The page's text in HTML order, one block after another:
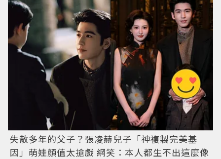
失散多年的父子？張凌赫兒子「神複製完美基
因」萌娃顏值太搶戲 網笑：本人都生不出這麼像